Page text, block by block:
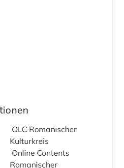
OLC Romanischer
Kulturkreis
Online Contents
Romanischer